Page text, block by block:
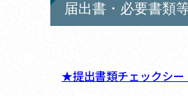
届出書・必要書類
★提出書類チェックシ